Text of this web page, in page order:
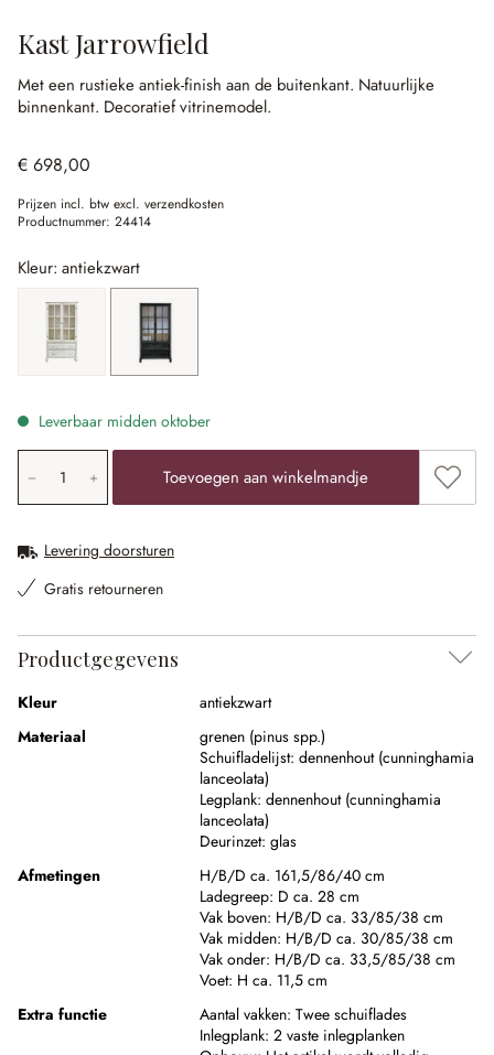
Kast Jarrowfield
Met een rustieke antiek-finish aan de buitenkant. Natuurlijke
binnenkant. Decoratief vitrinemodel.
€ 698,00
Prijzen incl. btw excl. verzendkosten
Productnummer: 24414
Kleur: antiekzwart
antiekwit antiekzwart
Leverbaar midden oktober
Producthoeveelheid: voer de gewenste waarde in of
Toevoegen aan winkelmandje
Levering doorsturen
Gratis retourneren
Productgegevens
Kleur
antiekzwart
Materiaal
grenen (pinus spp.)
Schuifladelijst: dennenhout (cunninghamia
lanceolata)
Legplank: dennenhout (cunninghamia
lanceolata)
Deurinzet: glas
Afmetingen
H/B/D ca. 161,5/86/40 cm
Ladegreep: D ca. 28 cm
Vak boven: H/B/D ca. 33/85/38 cm
Vak midden: H/B/D ca. 30/85/38 cm
Vak onder: H/B/D ca. 33,5/85/38 cm
Voet: H ca. 11,5 cm
Extra functie
Aantal vakken: Twee schuiflades
Inlegplank: 2 vaste inlegplanken